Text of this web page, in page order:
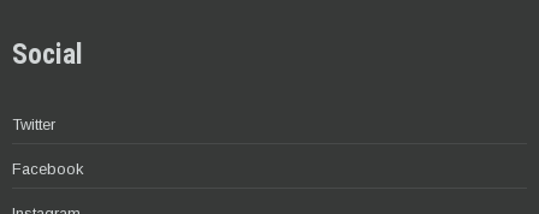
Social
Twitter
Facebook